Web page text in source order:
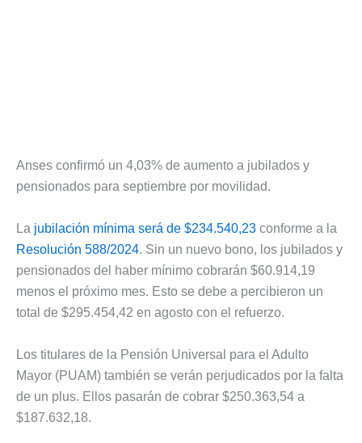
Anses confirmó un 4,03% de aumento a jubilados y
pensionados para septiembre por movilidad.
La jubilación mínima será de $234.540,23 conforme a la
Resolución 588/2024. Sin un nuevo bono, los jubilados y
pensionados del haber mínimo cobrarán $60.914,19
menos el próximo mes. Esto se debe a percibieron un
total de $295.454,42 en agosto con el refuerzo.
Los titulares de la Pensión Universal para el Adulto
Mayor (PUAM) también se verán perjudicados por la falta
de un plus. Ellos pasarán de cobrar $250.363,54 a
$187.632,18.